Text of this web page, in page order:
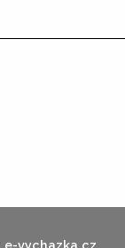
e-vychazka.cz